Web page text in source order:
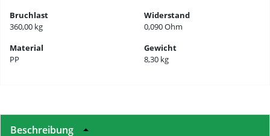
Bruchlast
360,00 kg
Widerstand
0,090 Ohm
Material
PP
Gewicht
8,30 kg
Beschreibung